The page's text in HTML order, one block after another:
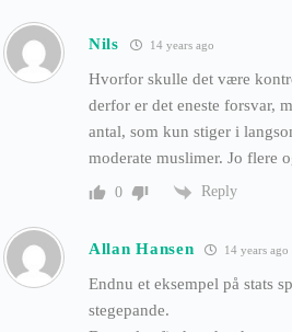
Nils 14 years ago
Hvorfor skulle det være
derfor er det eneste forsvar,
antal, som kun stiger i
moderate muslimer. Jo flere
0 Reply
Allan Hansen 14 years ago
Endnu et eksempel på stats
stegepande.